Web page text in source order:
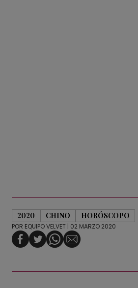
2020 CHINO HORÓSCOPO
POR EQUIPO VELVET | 02 MARZO 2020